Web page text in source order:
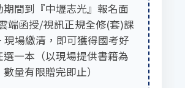
期間到『中壢志光』報名面
端函授/視訊正規全修(套)課
現場繳清，即可獲得國考好
選一本（以現場提供書籍為
數量有限贈完即止）